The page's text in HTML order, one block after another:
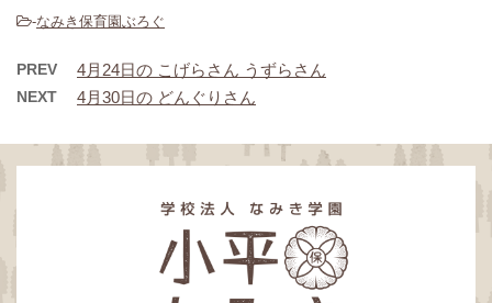
-なみき保育園ぶろぐ
PREV 4月24日の こげらさん うずらさん
NEXT 4月30日の どんぐりさん